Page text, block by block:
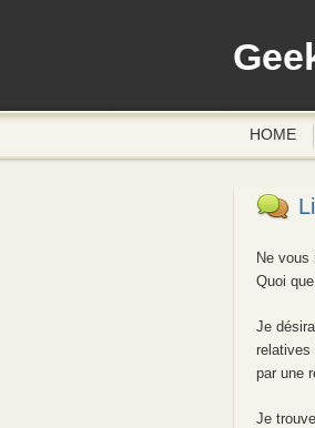
HOME
Ne
Quoi
Je
relatives
par une
Je